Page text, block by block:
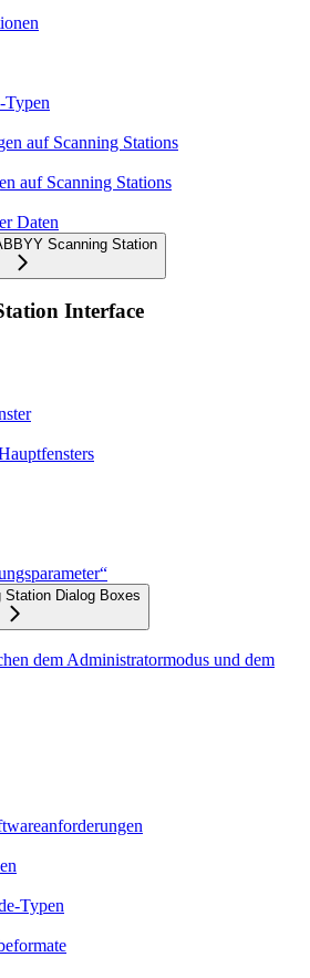
Typen
auf Scanning Stations
auf Scanning Stations
Daten
Scanning Station
Interface
Dialog Boxes
dem Administratormodus und dem
Typen